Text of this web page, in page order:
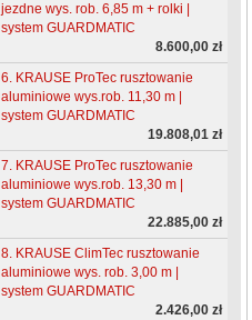
jezdne wys. rob. 6,85 m + rolki |
system GUARDMATIC
8.600,00 zł
6. KRAUSE ProTec rusztowanie
aluminiowe wys.rob. 11,30 m |
system GUARDMATIC
19.808,01 zł
7. KRAUSE ProTec rusztowanie
aluminiowe wys.rob. 13,30 m |
system GUARDMATIC
22.885,00 zł
8. KRAUSE ClimTec rusztowanie
aluminiowe wys. rob. 3,00 m |
system GUARDMATIC
2.426,00 zł